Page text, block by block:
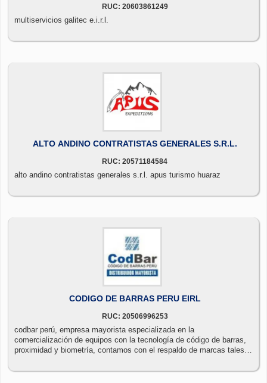
RUC: 20603861249
multiservicios galitec e.i.r.l.
ALTO ANDINO CONTRATISTAS GENERALES S.R.L.
RUC: 20571184584
alto andino contratistas generales s.r.l. apus turismo huaraz
CODIGO DE BARRAS PERU EIRL
RUC: 20506996253
codbar perú, empresa mayorista especializada en la
comercialización de equipos con la tecnología de código de barras,
proximidad y biometría, contamos con el respaldo de marcas tales
zkteco.